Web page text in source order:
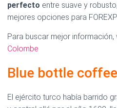
perfecto entre suave y
mejores opciones para
Para buscar mejor
Colombe
Blue bottle coffee
El ejército turco había barrido